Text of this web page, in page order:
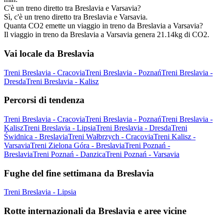
C'è un treno diretto tra Breslavia e Varsavia?
Sì, c'è un treno diretto tra Breslavia e Varsavia.
Quanta CO2 emette un viaggio in treno da Breslavia a Varsavia?
Il viaggio in treno da Breslavia a Varsavia genera 21.14kg di CO2.
Vai locale da Breslavia
Treni Breslavia - CracoviaTreni Breslavia - PoznańTreni Breslavia -
DresdaTreni Breslavia - Kalisz
Percorsi di tendenza
Treni Breslavia - CracoviaTreni Breslavia - PoznańTreni Breslavia -
KaliszTreni Breslavia - LipsiaTreni Breslavia - DresdaTreni
Świdnica - BreslaviaTreni Wałbrzych - CracoviaTreni Kalisz -
VarsaviaTreni Zielona Góra - BreslaviaTreni Poznań -
BreslaviaTreni Poznań - DanzicaTreni Poznań - Varsavia
Fughe del fine settimana da Breslavia
Treni Breslavia - Lipsia
Rotte internazionali da Breslavia e aree vicine